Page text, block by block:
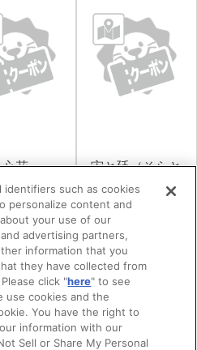
心花
0/10
宙と廷（そらと
にわ）
0/10
identifiers such as cookies
personalize content and
your use of our
advertising partners,
information that you
they have collected from
click "here" to see
use cookies and the
You have the right to
information with our
Sell or Share My Personal